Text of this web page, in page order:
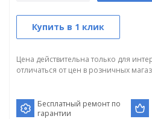
Купить в 1 клик
Цена действительна только для
отличаться от цен в розничных
Бесплатный ремонт по
гарантии